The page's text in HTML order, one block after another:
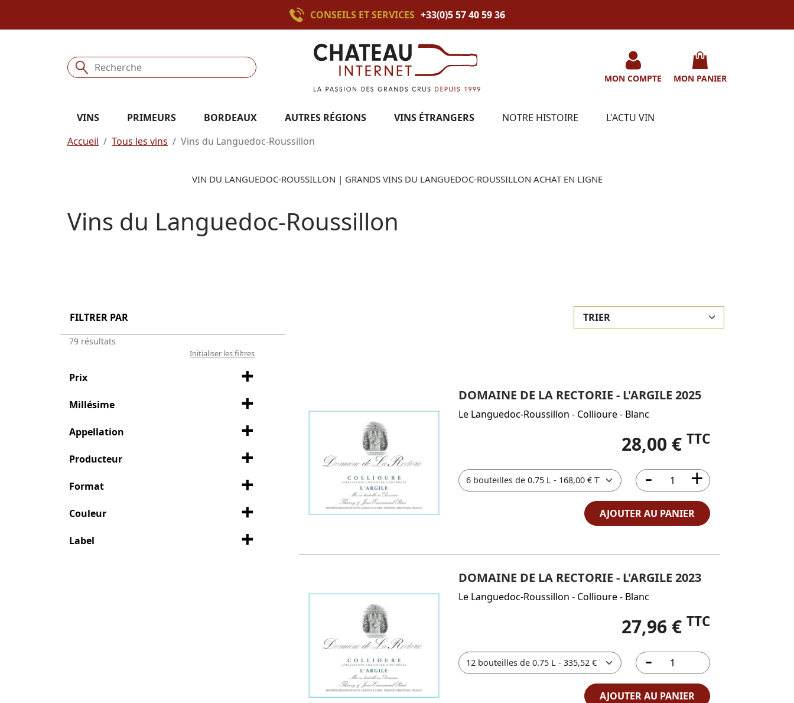
CONSEILS ET SERVICES +33(0)5 57 40 59 36
MON COMPTE MON PANIER
VINS PRIMEURS BORDEAUX AUTRES RÉGIONS VINS ÉTRANGERS NOTRE HISTOIRE
L'ACTU VIN
Accueil
Tous les vins Vins du Languedoc-Roussillon
VIN DU LANGUEDOC-ROUSSILLON | GRANDS VINS DU LANGUEDOC-ROUSSILLON ACHAT EN LIGNE
Vins du Languedoc-Roussillon
FILTRER PAR
79 résultats
Initialiser les filtres
Prix
Millésime
Appellation
Producteur
Format
Couleur
Label
DOMAINE DE LA RECTORIE - L'ARGILE 2025
Le Languedoc-Roussillon - Collioure- Blanc
28,00 € TTC
AJOUTER AU PANIER
DOMAINE DE LA RECTORIE - L'ARGILE 2023
Le Languedoc-Roussillon - Collioure- Blanc
27,96 € TTC
AJOUTER AU PANIER